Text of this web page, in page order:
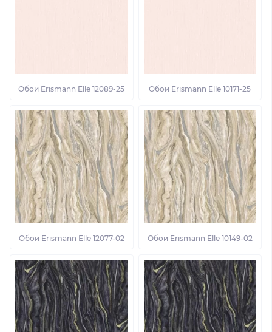
Обои Erismann Elle 12089-25 Обои Erismann Elle 10171-25
Обои Erismann Elle 12077-02 Обои Erismann Elle 10149-02